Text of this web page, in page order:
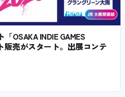
OSAKA INDIE GAMES
販売がスタート。出展コンテ